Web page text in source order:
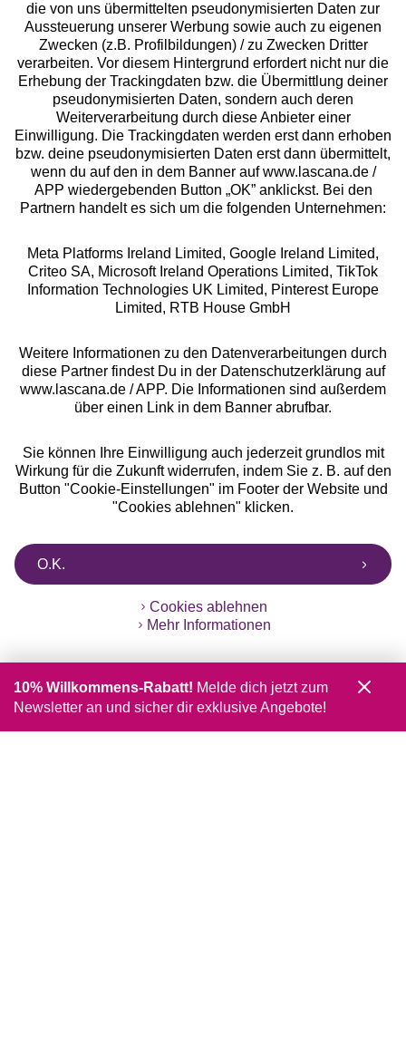
Services
Beratung
Über uns
Rechtliches
Alle Preise inkl. MwSt., zzgl.
Versandkosten
** Bonität vorausgesetzt, berechtigt zur Bonitätsprüfung
die von uns übermittelten pseudonymisierten Daten zur
Aussteuerung unserer Werbung sowie auch zu eigenen
Zwecken (z.B. Profilbildungen) / zu Zwecken Dritter
verarbeiten. Vor diesem Hintergrund erfordert nicht nur die
Erhebung der Trackingdaten bzw. die Übermittlung deiner
pseudonymisierten Daten, sondern auch deren
Weiterverarbeitung durch diese Anbieter einer
Einwilligung. Die Trackingdaten werden erst dann erhoben
bzw. deine pseudonymisierten Daten erst dann übermittelt,
wenn du auf den in dem Banner auf www.lascana.de /
APP wiedergebenden Button „OK” anklickst. Bei den
Partnern handelt es sich um die folgenden Unternehmen:
Meta Platforms Ireland Limited, Google Ireland Limited,
Criteo SA, Microsoft Ireland Operations Limited, TikTok
Information Technologies UK Limited, Pinterest Europe
Limited, RTB House GmbH
Weitere Informationen zu den Datenverarbeitungen durch
diese Partner findest Du in der Datenschutzerklärung auf
www.lascana.de / APP. Die Informationen sind außerdem
über einen Link in dem Banner abrufbar.
Sie können Ihre Einwilligung auch jederzeit grundlos mit
Wirkung für die Zukunft widerrufen, indem Sie z. B. auf den
Button "Cookie-Einstellungen" im Footer der Website und
"Cookies ablehnen" klicken.
O.K.
Cookies ablehnen
Mehr Informationen
10% Willkommens-Rabatt! Melde dich jetzt zum
Newsletter an und sicher dir exklusive Angebote!